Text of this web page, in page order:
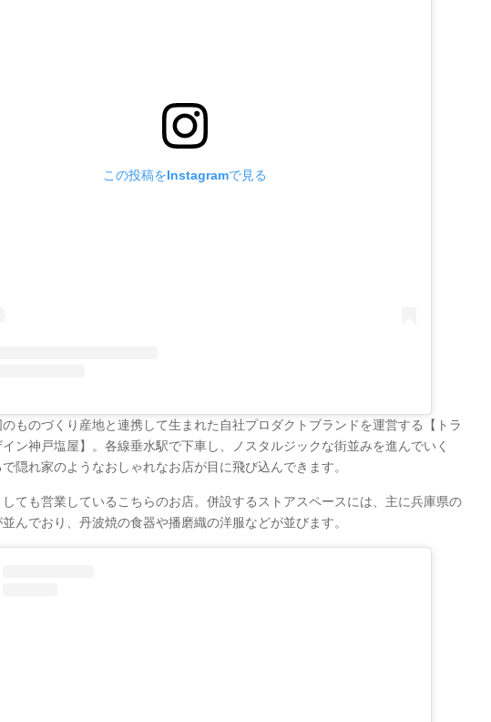
この投稿をInstagramで見る
のものづくり産地と連携して生まれた自社プロダクトブランドを運営する【トラ
イン神戸塩屋】。各線垂水駅で下車し、ノスタルジックな街並みを進んでいく
で隠れ家のようなおしゃれなお店が目に飛び込んできます。
しても営業しているこちらのお店。併設するストアスペースには、主に兵庫県の
んでおり、丹波焼の食器や播磨織の洋服などが並びます。